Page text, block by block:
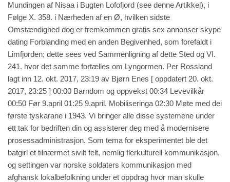
Mundingen af Nisaa i Bugten Lofofjord (see denne Artikkel), i
Følge X. 358. i Nærheden af en Ø, hvilken sidste
Omstændighed dog er fremkommen gratis sex annonser skype
dating Forblanding med en anden Begivenhed, som forefaldt i
Limfjorden; dette sees ved Sammenligning af dette Sted og VI.
241. hvor det samme fortælles om Lyngormen. Per Rossland
lagt inn 12. okt. 2017, 23:19 av Bjørn Enes [ oppdatert 20. okt.
2017, 23:25 ] 00:00 Barndom og oppvekst 00:34 Levevilkår
00:50 Før 9.april 01:25 9.april. Mobiliseringa 02:30 Møte med dei
første tyskarane i 1943. Vi bringer alle disse systemene under
ett tak for bedriften din og assisterer deg med å modernisere
prosessadministrasjon. Som tema for eksperimentet ble det
batgirl et tilnærmet sivilt felt, nemlig flerkulturell kommunikasjon,
og settingen var norske soldaters kommunikasjon med
afghansk lokalbefolkning under et oppdrag hvor man skulle